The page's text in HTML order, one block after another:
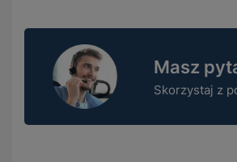
Masz
Skorzystaj z